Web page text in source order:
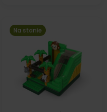
Na stanie